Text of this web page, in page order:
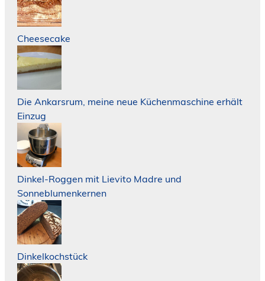
Cheesecake
Die Ankarsrum, meine neue Küchenmaschine erhält
Einzug
Dinkel-Roggen mit Lievito Madre und
Sonneblumenkernen
Dinkelkochstück